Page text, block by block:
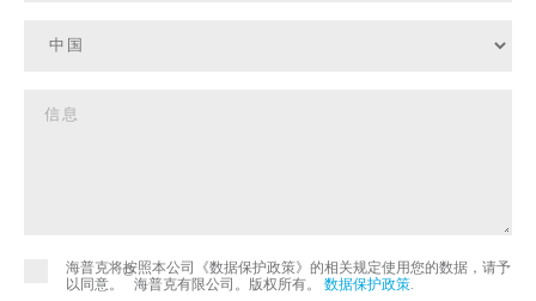
海普克将按照本公司《数据保护政策》的相关规定使用您的数据，请予
以同意。
©
海普克有限公司。版权所有。 数据保护政策